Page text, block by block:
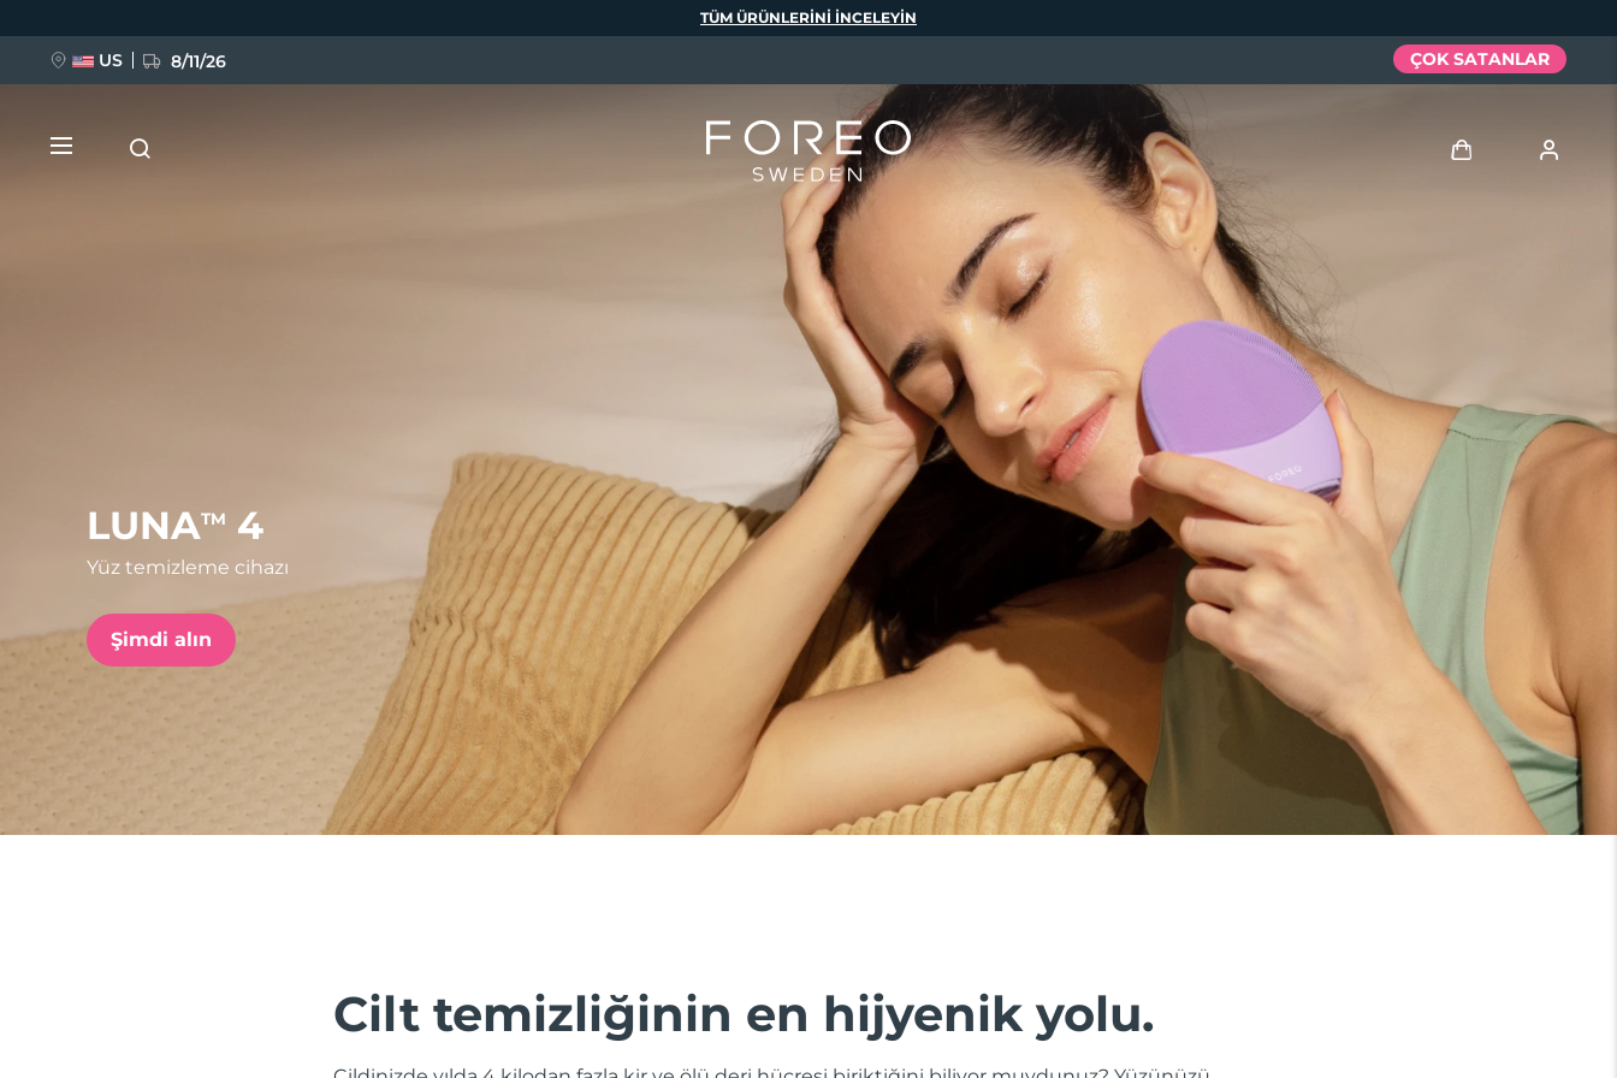
LUNATM 4
Yüz temizleme cihazı
Şimdi alın
Cilt temizliğinin en hijyenik yolu.
TÜM ÜRÜNLERINI INCELEYIN
US 8/11/26 ÇOK SATANLAR
Siparişlerim
Adresim
Aboneliklerim
issa™ Teeth Whitening Set
FAQ™ Dual LED Panel
POPÜLER